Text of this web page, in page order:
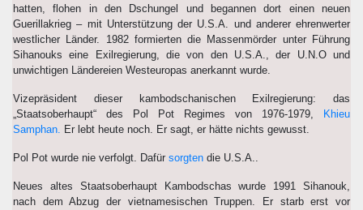
hatten, flohen in den Dschungel und begannen dort einen neuen
Guerillakrieg – mit Unterstützung der U.S.A. und anderer ehrenwerter
westlicher Länder. 1982 formierten die Massenmörder unter Führung
Sihanouks eine Exilregierung, die von den U.S.A., der U.N.O und
unwichtigen Ländereien Westeuropas anerkannt wurde.
Vizepräsident dieser kambodschanischen Exilregierung: das
„Staatsoberhaupt“ des Pol Pot Regimes von 1976-1979,
Khieu
Samphan. Er lebt heute noch. Er sagt, er hätte nichts gewusst.
Pol Pot wurde nie verfolgt. Dafür sorgten die U.S.A..
Neues altes Staatsoberhaupt Kambodschas wurde 1991 Sihanouk,
nach dem Abzug der vietnamesischen Truppen. Er starb erst vor